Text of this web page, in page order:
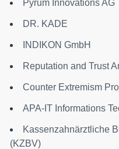
Pyrum Innovations AG
DR. KADE
INDIKON GmbH
Reputation and Trust
Counter Extremism
APA-IT Informations
Kassenzahnärztliche
(KZBV)